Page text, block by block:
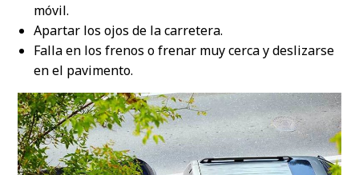
móvil.
Apartar los ojos de la carretera.
Falla en los frenos o frenar muy cerca y deslizarse
en el pavimento.